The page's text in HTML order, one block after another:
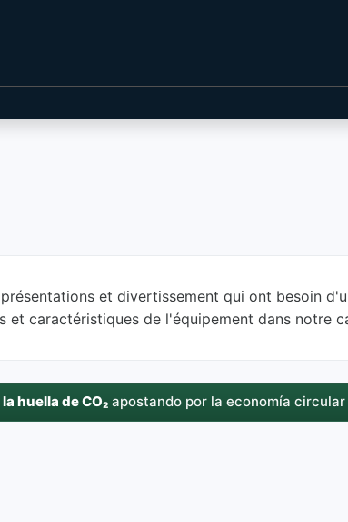
et divertissement qui ont besoin
caractéristiques de l'équipement dans notre
huella de CO₂ apostando por la economía circular